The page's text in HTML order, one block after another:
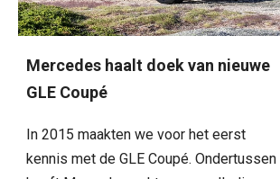
Mercedes haalt doek van nieuwe
GLE Coupé
In 2015 maakten we voor het eerst
kennis met de GLE Coupé. Ondertussen